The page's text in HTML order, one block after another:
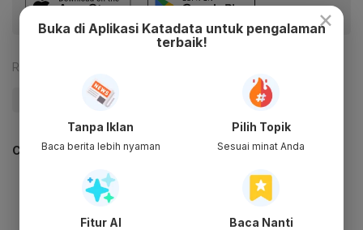
Reporter:
#PGN
CEK JUGA DATA INI
×
Buka di Aplikasi Katadata untuk pengalaman
terbaik!
Tanpa Iklan
Baca berita lebih nyaman
Pilih Topik
Sesuai minat Anda
Fitur AI Baca Nanti